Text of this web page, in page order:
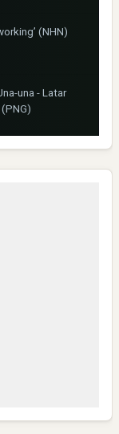
(NHN)
una - Latar